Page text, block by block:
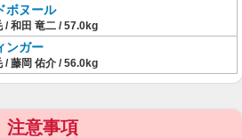
ボヌール
/ 和田 竜二 / 57.0kg
ンガー
/ 藤岡 佑介 / 56.0kg
注意事項